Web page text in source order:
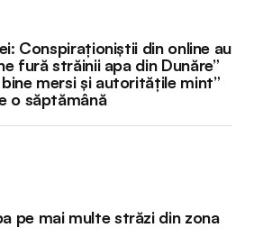
Conspiraționiștii din online au
fură străinii apa din Dunăre”
bine mersi și autoritățile mint”
o săptămână
pe mai multe străzi din zona